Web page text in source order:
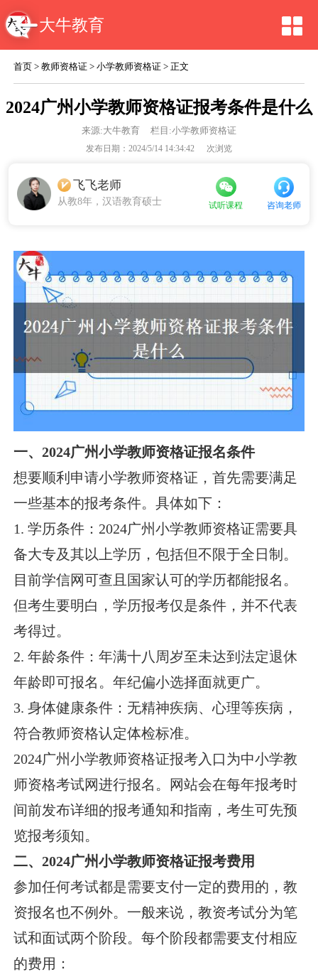
大牛教育
首页 >教师资格证 >小学教师资格证 > 正文
2024广州小学教师资格证报考条件是什么
来源:大牛教育 栏目:小学教师资格证
发布日期：2024/5/14 14:34:42 次浏览
飞飞老师
从教8年，汉语教育硕士 试听课程 咨询老师
一、2024广州小学教师资格证报名条件
想要顺利申请小学教师资格证，首先需要满足
一些基本的报考条件。具体如下：
1. 学历条件：2024广州小学教师资格证需要具
备大专及其以上学历，包括但不限于全日制。
目前学信网可查且国家认可的学历都能报名。
但考生要明白，学历报考仅是条件，并不代表
考得过。
2. 年龄条件：年满十八周岁至未达到法定退休
年龄即可报名。年纪偏小选择面就更广。
3. 身体健康条件：无精神疾病、心理等疾病，
符合教师资格认定体检标准。
2024广州小学教师资格证报考入口为中小学教
师资格考试网进行报名。网站会在每年报考时
间前发布详细的报考通知和指南，考生可先预
览报考须知。
二、2024广州小学教师资格证报考费用
参加任何考试都是需要支付一定的费用的，教
资报名也不例外。一般来说，教资考试分为笔
试和面试两个阶段。每个阶段都需要支付相应
的费用：